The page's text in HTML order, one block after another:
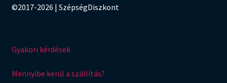
©2017-2026 | SzépségDiszkont
Gyakori kérdések
Mennyibe kerül a szállítás?